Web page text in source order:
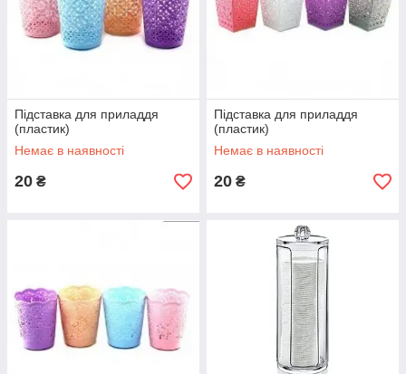
Підставка для приладдя
(пластик)
Немає в наявності
20 ₴
Підставка для приладдя
(пластик)
Немає в наявності
20 ₴